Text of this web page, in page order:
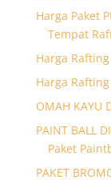
Harga Paket
Tempat
Harga
Harga
OMAH KAYU
PAINT BALL
Paket
PAKET